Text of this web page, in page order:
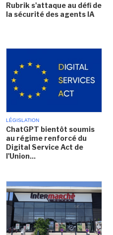
Rubrik s'attaque au défi de
la sécurité des agents IA
LÉGISLATION
ChatGPT bientôt soumis
au régime renforcé du
Digital Service Act de
l'Union...